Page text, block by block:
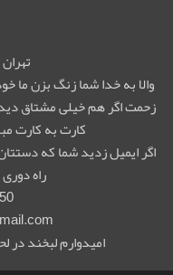
تهران
والا به خدا شما زنگ بزن ما
زحمت اگر هم خیلی مشتاق
کارت به کارت
اگر ایمیل زدید شما که
راه
امیدوارم لبخند در